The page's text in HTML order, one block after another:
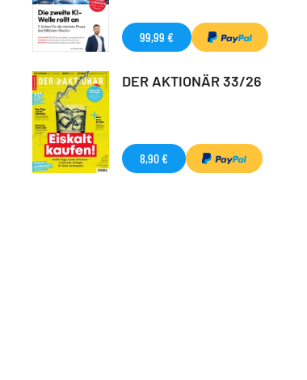
99,99 €
DER AKTIONÄR 33/26
8,90 €